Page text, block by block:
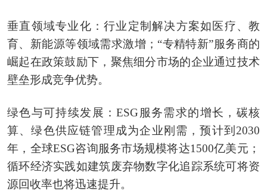
垂直领域专业化：行业定制解决方案如医疗、教
育、新能源等领域需求激增；“专精特新”服务商的
崛起在政策鼓励下，聚焦细分市场的企业通过技术
壁垒形成竞争优势。
绿色与可持续发展：ESG服务需求的增长，碳核
算、绿色供应链管理成为企业刚需，预计到2030
年，全球ESG咨询服务市场规模将达1500亿美元；
循环经济实践如建筑废弃物数字化追踪系统可将资
源回收率也将迅速提升。